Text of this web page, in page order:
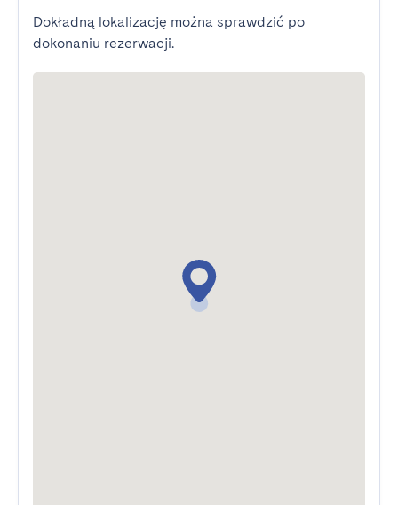
Dokładną lokalizację można sprawdzić po
dokonaniu rezerwacji.